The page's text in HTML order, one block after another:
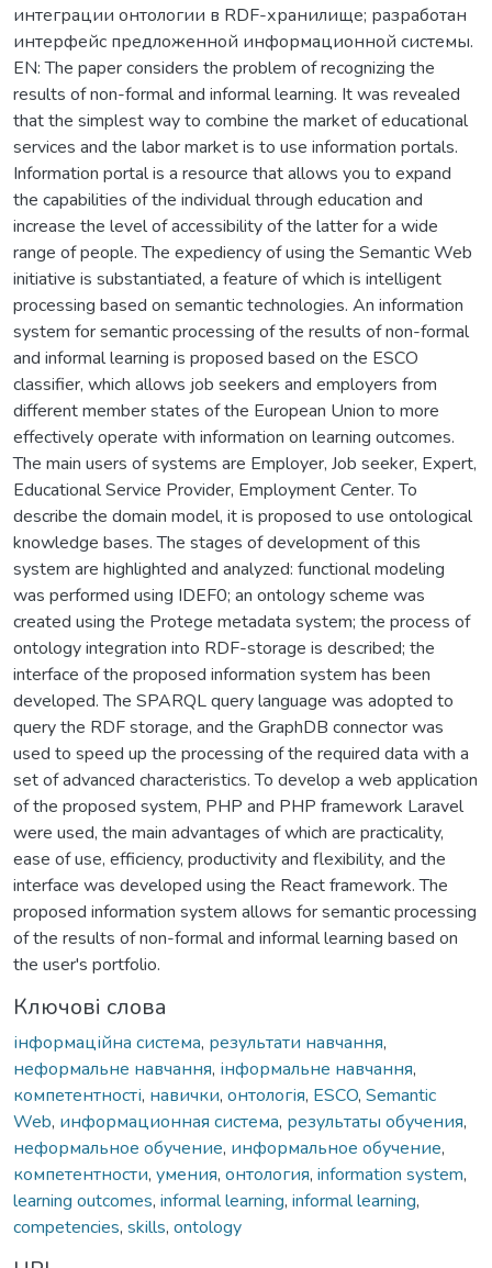
интеграции онтологии в RDF-хранилище; разработан
интерфейс предложенной информационной системы.
EN: The paper considers the problem of recognizing the
results of non-formal and informal learning. It was revealed
that the simplest way to combine the market of educational
services and the labor market is to use information portals.
Information portal is a resource that allows you to expand
the capabilities of the individual through education and
increase the level of accessibility of the latter for a wide
range of people. The expediency of using the Semantic Web
initiative is substantiated, a feature of which is intelligent
processing based on semantic technologies. An information
system for semantic processing of the results of non-formal
and informal learning is proposed based on the ESCO
classifier, which allows job seekers and employers from
different member states of the European Union to more
effectively operate with information on learning outcomes.
The main users of systems are Employer, Job seeker, Expert,
Educational Service Provider, Employment Center. To
describe the domain model, it is proposed to use ontological
knowledge bases. The stages of development of this
system are highlighted and analyzed: functional modeling
was performed using IDEF0; an ontology scheme was
created using the Protege metadata system; the process of
ontology integration into RDF-storage is described; the
interface of the proposed information system has been
developed. The SPARQL query language was adopted to
query the RDF storage, and the GraphDB connector was
used to speed up the processing of the required data with a
set of advanced characteristics. To develop a web application
of the proposed system, PHP and PHP framework Laravel
were used, the main advantages of which are practicality,
ease of use, efficiency, productivity and flexibility, and the
interface was developed using the React framework. The
proposed information system allows for semantic processing
of the results of non-formal and informal learning based on
the user's portfolio.
Ключові слова
інформаційна система, результати навчання,
неформальне навчання, інформальне навчання,
компетентності, навички, онтологія, ESCO, Semantic
Web, информационная система, результаты обучения,
неформальное обучение, информальное обучение,
компетентности, умения, онтология, information system,
learning outcomes, informal learning, informal learning,
competencies, skills, ontology